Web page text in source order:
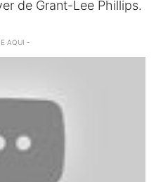
de Grant-Lee Phillips.
AQUI -